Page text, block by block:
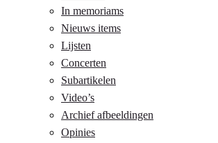
In memoriams
Nieuws items
Lijsten
Concerten
Subartikelen
Video’s
Archief afbeeldingen
Opinies